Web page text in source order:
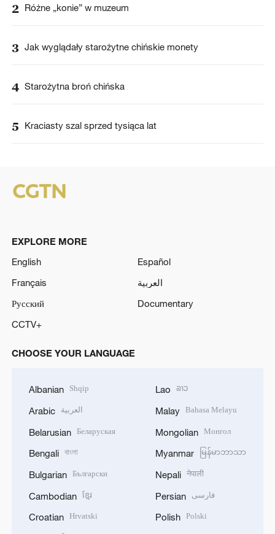
2 Różne „konie” w muzeum
3 Jak wyglądały starożytne chińskie monety
4 Starożytna broń chińska
5 Kraciasty szal sprzed tysiąca lat
EXPLORE MORE
English
Español
Français
العربية
Русский
Documentary
CCTV+
CHOOSE YOUR LANGUAGE
Albanian Shqip
Arabic العربية
Belarusian Беларуская
Bengali বাংলা
Bulgarian Български
Cambodian ខ្មែរ
Croatian Hrvatski
Lao ລາວ
Malay Bahasa Melayu
Mongolian Монгол
Myanmar မြန်မာဘာသာ
Nepali नेपाली
Persian فارسی
Polish Polski